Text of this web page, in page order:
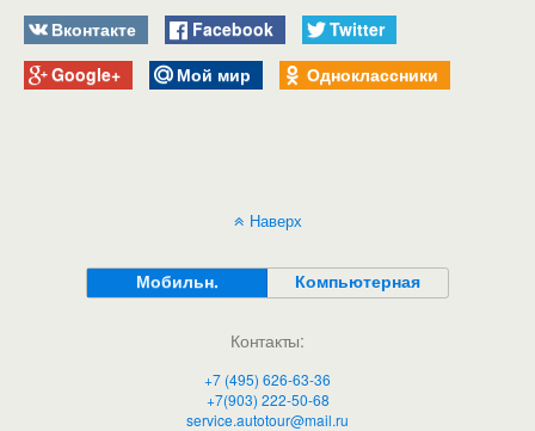
Вконтакте Facebook
Twitter
Google+
Мой мир Одноклассники
Наверх
Мобильн. Компьютерная
Контакты:
+7 (495) 626-63-36
+7(903) 222-50-68
service.autotour@mail.ru